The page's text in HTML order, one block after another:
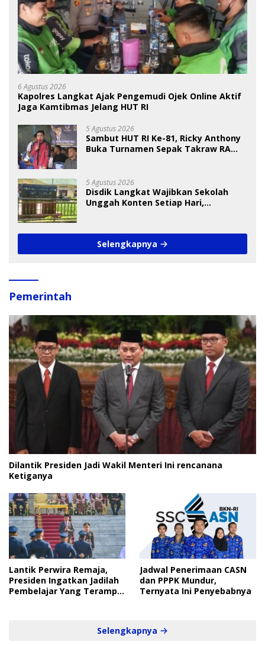
6 Agustus 2026
Kapolres Langkat Ajak Pengemudi Ojek Online Aktif
Jaga Kamtibmas Jelang HUT RI
5 Agustus 2026
Sambut HUT RI Ke-81, Ricky Anthony
Buka Turnamen Sepak Takraw RA
5 Agustus 2026
Disdik Langkat Wajibkan Sekolah
Unggah Konten Setiap Hari,
Selengkapnya
Pemerintah
Dilantik Presiden Jadi Wakil Menteri Ini rencanana
Ketiganya
Lantik Perwira Remaja,
Presiden Ingatkan Jadilah
Pembelajar Yang Terampil
Jadwal Penerimaan CASN
dan PPPK Mundur,
Ternyata Ini Penyebabnya
Selengkapnya